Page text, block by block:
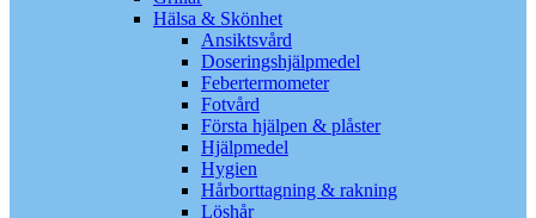
Hälsa & Skönhet
Ansiktsvård
Doseringshjälpmedel
Febertermometer
Fotvård
Första hjälpen & plåster
Hjälpmedel
Hygien
Hårborttagning & rakning
Löshår